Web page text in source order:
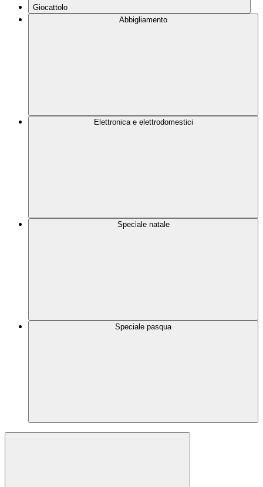
Giocattolo
Abbigliamento
Elettronica e elettrodomestici
Speciale natale
Speciale pasqua